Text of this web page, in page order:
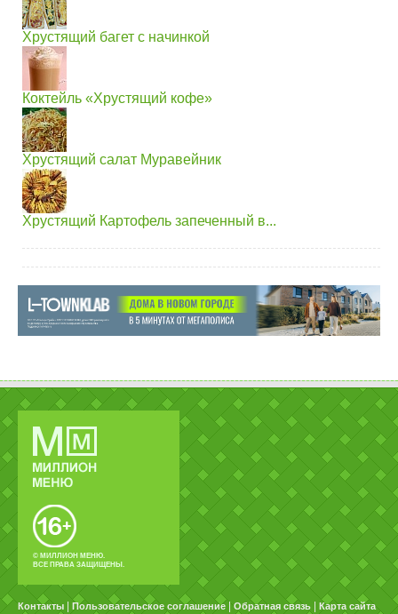
Хрустящий багет с начинкой
Коктейль «Хрустящий кофе»
Хрустящий салат Муравейник
Хрустящий Картофель запеченный в...
© МИЛЛИОН МЕНЮ.
ВСЕ ПРАВА ЗАЩИЩЕНЫ.
Контакты Пользовательское соглашение Обратная связь Карта сайта